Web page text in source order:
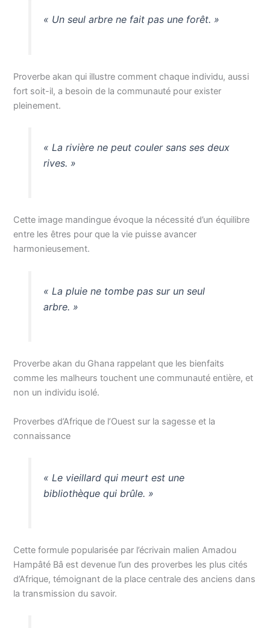
« Un seul arbre ne fait pas une forêt. »
Proverbe akan qui illustre comment chaque individu, aussi
fort soit-il, a besoin de la communauté pour exister
pleinement.
« La rivière ne peut couler sans ses deux
rives. »
Cette image mandingue évoque la nécessité d’un équilibre
entre les êtres pour que la vie puisse avancer
harmonieusement.
« La pluie ne tombe pas sur un seul
arbre. »
Proverbe akan du Ghana rappelant que les bienfaits
comme les malheurs touchent une communauté entière, et
non un individu isolé.
Proverbes d’Afrique de l’Ouest sur la sagesse et la
connaissance
« Le vieillard qui meurt est une
bibliothèque qui brûle. »
Cette formule popularisée par l’écrivain malien Amadou
Hampâté Bâ est devenue l’un des proverbes les plus cités
d’Afrique, témoignant de la place centrale des anciens dans
la transmission du savoir.